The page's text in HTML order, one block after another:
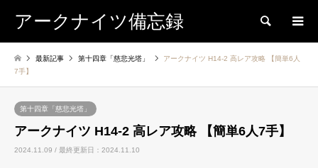
アークナイツ備忘録 検索
最新記事 第十四章「慈悲光塔」
アークナイツ H14-2 高レア攻略 【簡単6人
7手】
第十四章「慈悲光塔」
アークナイツ H14-2 高レア攻略 【簡単6人7手】
2024.11.09 / 最終更新日：2024.11.10